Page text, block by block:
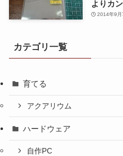
よりカ
2014年9月
カテゴリ一覧
育てる
アクアリウム
ハードウェア
自作PC